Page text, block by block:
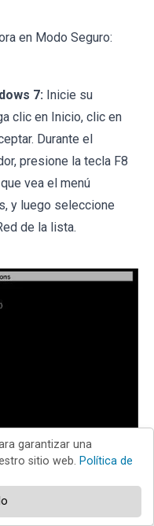
en Modo Seguro:
7: Inicie su
clic en Inicio, clic en
Durante el
presione la tecla F8
vea el menú
y luego seleccione
de la lista.
7 en "Modo
garantizar una
sitio web. Política de